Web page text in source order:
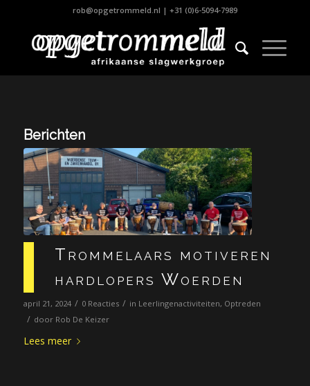
rob@opgetrommeld.nl | +31 (0)6-5094-7989
Berichten
Trommelaars motiveren
hardlopers Woerden
april 21, 2024 / 0 Reacties / in Leerlingenactiviteiten, Optreden
/ door Rob De Keizer
Lees meer